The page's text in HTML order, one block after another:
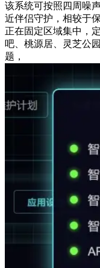
该系统可按照四周噪
近伴侣守护，相较于
正在固定区域集中，
吧、桃源居、灵芝公
题，